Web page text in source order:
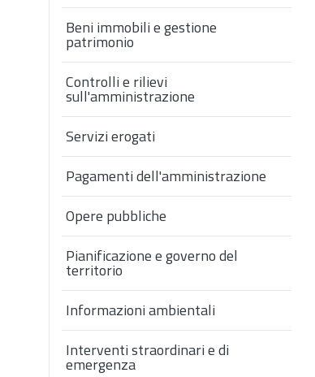
Beni immobili e gestione
patrimonio
Controlli e rilievi
sull'amministrazione
Servizi erogati
Pagamenti dell'amministrazione
Opere pubbliche
Pianificazione e governo del
territorio
Informazioni ambientali
Interventi straordinari e di
emergenza